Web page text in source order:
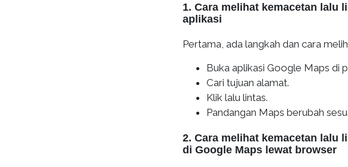
1. Cara melihat kemacetan lalu
aplikasi
​Pertama, ada langkah dan cara
Buka aplikasi Google Maps di
Cari tujuan alamat.
Klik lalu lintas.
Pandangan Maps berubah
2. Cara melihat kemacetan lalu
di Google Maps lewat browser